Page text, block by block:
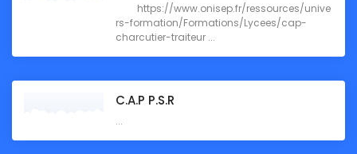
https://www.onisep.fr/ressources/unive
rs-formation/Formations/Lycees/cap-
charcutier-traiteur ...
C.A.P P.S.R
...